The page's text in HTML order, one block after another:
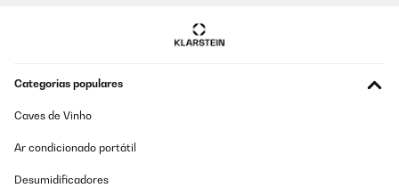
07/10/2019
prodotto ben fatto e che risponde alle descrizione del venditore
Utente Amazon
Traduzir
Categorias populares
Caves de Vinho
Ar condicionado portátil
Desumidificadores